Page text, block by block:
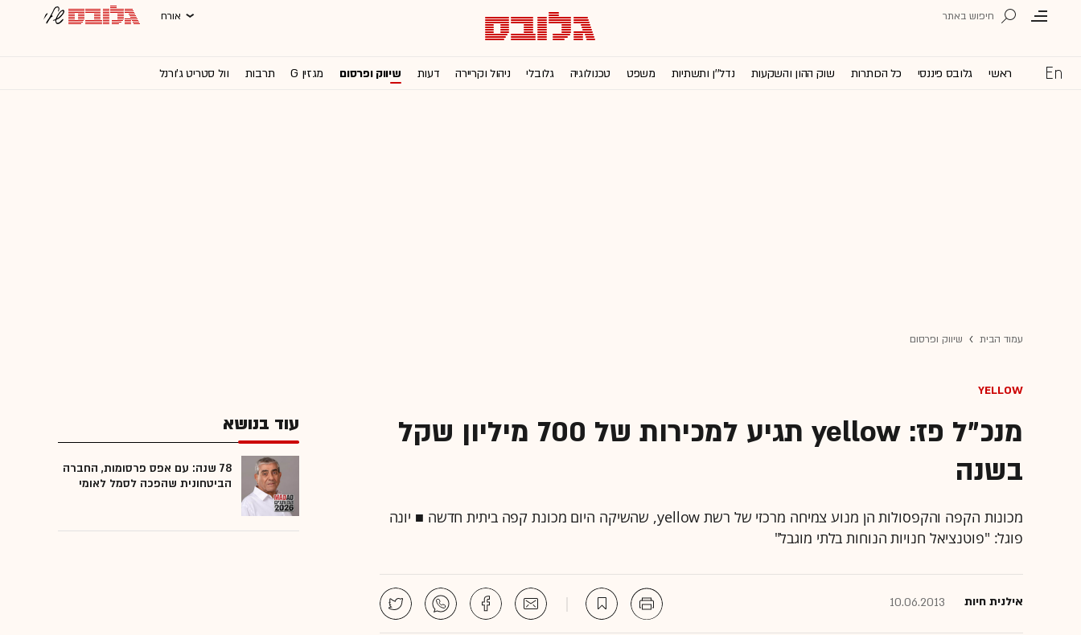
אורח
ראשי גלובס פיננסי כל הכותרות שוק ההון והשקעות נדל''ן ותשתיות משפט טכנולוגיה גלובלי ניהול וקריירה דעות שיווק ופרסום מגזין G תרבות וול סטריט ג'ורנל
עמוד הבית שיווק ופרסום
yellow
מנכ"ל פז: yellow תגיע למכירות של 700 מיליון שקל
בשנה
מכונות הקפה והקפסולות הן מנוע צמיחה מרכזי של רשת yellow, שהשיקה היום מכונת קפה ביתית חדשה ■ יונה
פוגל: "פוטנציאל חנויות הנוחות בלתי מוגבל"
אילנית חיות 10.06.2013
עוד בנושא
78 שנה: עם אפס פרסומות, החברה
הביטחונית שהפכה לסמל לאומי